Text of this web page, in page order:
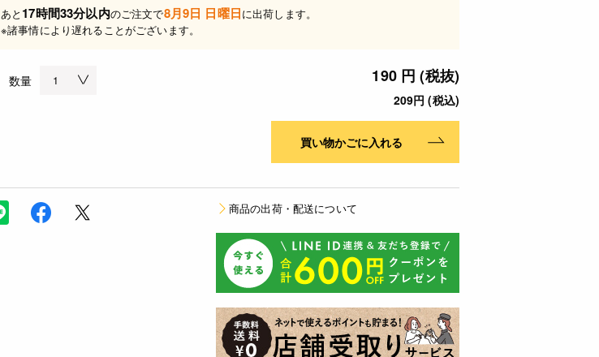
あと 17時間33分以内のご注文で8月9日 日曜日に出荷します。
※諸事情により遅れることがございます。
数量 190 円 (税抜)
209円 (税込)
買い物かごに入れる
商品の出荷・配送について